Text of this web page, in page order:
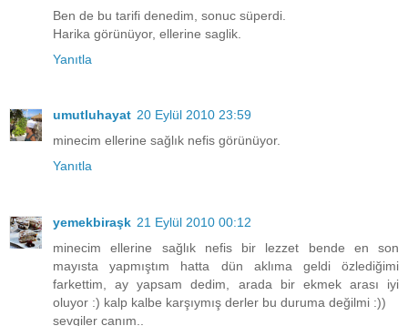
Ben de bu tarifi denedim, sonuc süperdi.
Harika görünüyor, ellerine saglik.
Yanıtla
umutluhayat 20 Eylül 2010 23:59
minecim ellerine sağlık nefis görünüyor.
Yanıtla
yemekbiraşk 21 Eylül 2010 00:12
minecim ellerine sağlık nefis bir lezzet bende en son
mayısta yapmıştım hatta dün aklıma geldi özlediğimi
farkettim, ay yapsam dedim, arada bir ekmek arası iyi
oluyor :) kalp kalbe karşıymış derler bu duruma değilmi :))
sevgiler canım..